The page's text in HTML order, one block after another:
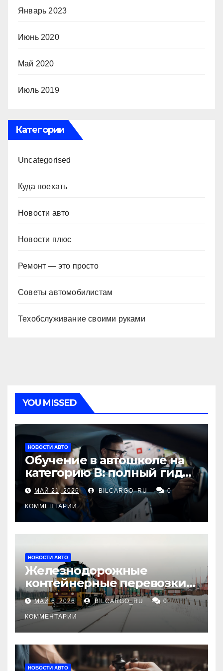
Январь 2023
Июнь 2020
Май 2020
Июль 2019
Категории
Uncategorised
Куда поехать
Новости авто
Новости плюс
Ремонт — это просто
Советы автомобилистам
Техобслуживание своими руками
YOU MISSED
НОВОСТИ АВТО
Обучение в автошколе на
категорию В: полный гид
для будущих водителей
МАЙ 21, 2026 BILCARGO_RU 0
КОММЕНТАРИИ
НОВОСТИ АВТО
Железнодорожные
контейнерные перевозки
из Китая в Россию:
маршруты, сроки и
требования
МАЙ 6, 2026 BILCARGO_RU 0
КОММЕНТАРИИ
НОВОСТИ АВТО